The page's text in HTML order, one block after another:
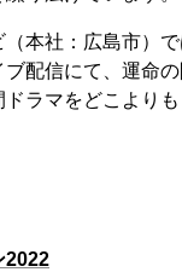
本社：広島市）
ブ配信にて、運命
ドラマをどこより
2022